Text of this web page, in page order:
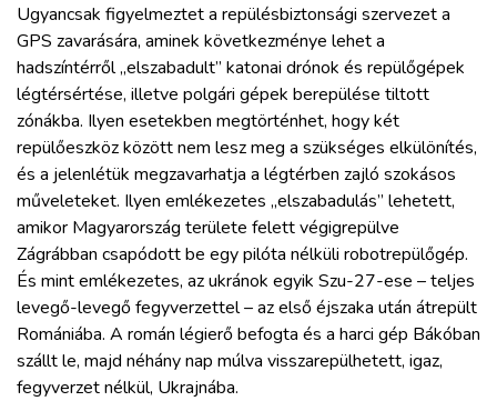
Ugyancsak figyelmeztet a repülésbiztonsági szervezet a
GPS zavarására, aminek következménye lehet a
hadszíntérről „elszabadult” katonai drónok és repülőgépek
légtérsértése, illetve polgári gépek berepülése tiltott
zónákba. Ilyen esetekben megtörténhet, hogy két
repülőeszköz között nem lesz meg a szükséges elkülönítés,
és a jelenlétük megzavarhatja a légtérben zajló szokásos
műveleteket. Ilyen emlékezetes „elszabadulás” lehetett,
amikor Magyarország területe felett végigrepülve
Zágrábban csapódott be egy pilóta nélküli robotrepülőgép.
És mint emlékezetes, az ukránok egyik Szu-27-ese – teljes
levegő-levegő fegyverzettel – az első éjszaka után átrepült
Romániába. A román légierő befogta és a harci gép Bákóban
szállt le, majd néhány nap múlva visszarepülhetett, igaz,
fegyverzet nélkül, Ukrajnába.